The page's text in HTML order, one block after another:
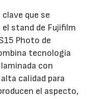
que se
stand de Fujifilm
Photo de
tecnología
con
calidad para
el aspecto,